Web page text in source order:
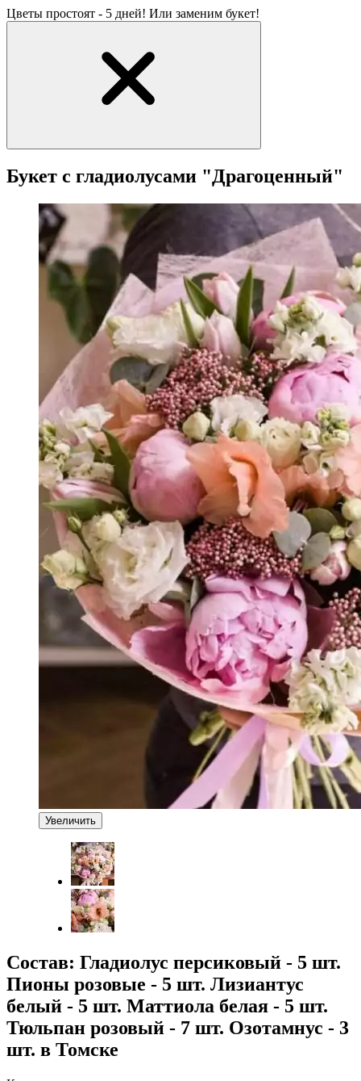
Цветы простоят - 5 дней! Или заменим букет!
Букет с гладиолусами "Драгоценный"
Увеличить
Состав: Гладиолус персиковый - 5 шт.
Пионы розовые - 5 шт. Лизиантус
белый - 5 шт. Маттиола белая - 5 шт.
Тюльпан розовый - 7 шт. Озотамнус - 3
шт. в Томске